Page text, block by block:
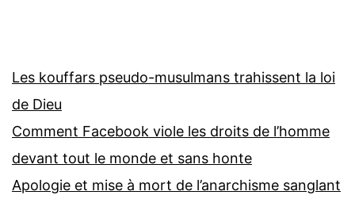
Les kouffars pseudo-musulmans trahissent la loi
de Dieu
Comment Facebook viole les droits de l’homme
devant tout le monde et sans honte
Apologie et mise à mort de l’anarchisme sanglant